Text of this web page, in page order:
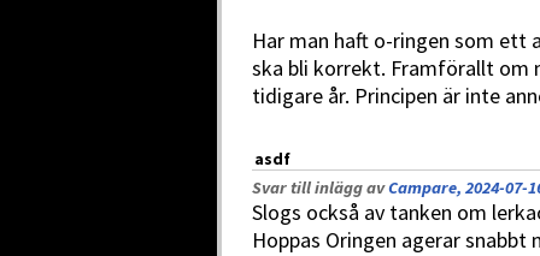
Har man haft o-ringen som ett
ska bli korrekt. Framförallt om
tidigare år. Principen är inte
asdf
Svar till inlägg avCampare, 2024-07-
Slogs också av tanken om
Hoppas Oringen agerar snabbt